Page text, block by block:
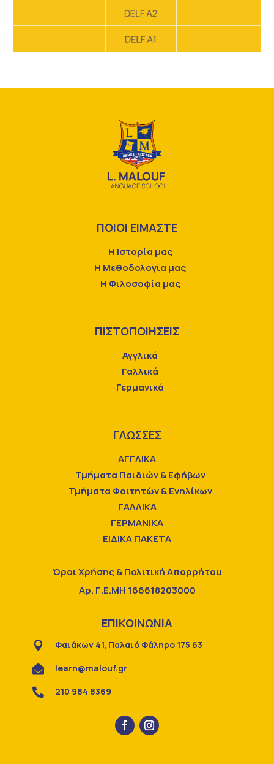
ΠΟΙΟΙ ΕΙΜΑΣΤΕ
Η Ιστορία μας
Η Μεθοδολογία μας
Η Φιλοσοφία μας
ΠΙΣΤΟΠΟΙΗΣΕΙΣ
Αγγλικά
Γαλλικά
Γερμανικά
ΓΛΩΣΣΕΣ
ΑΓΓΛΙΚΑ
Τμήματα Παιδιών & Εφήβων
Τμήματα Φοιτητών & Ενηλίκων
ΓΑΛΛΙΚΑ
ΓΕΡΜΑΝΙΚΑ
ΕΙΔΙΚΑ ΠΑΚΕΤΑ
Όροι Χρήσης & Πολιτική Απορρήτου
Αρ. Γ.Ε.ΜΗ 166618203000
ΕΠΙΚΟΙΝΩΝΙΑ
 Φαιάκων 41, Παλαιό Φάληρο 175 63
 learn@malouf.gr
 210 984 8369